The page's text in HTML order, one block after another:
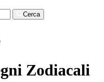
Cerca
Zodiacali